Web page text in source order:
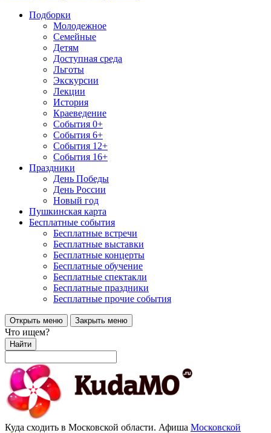
Подборки
Молодежное
Семейные
Детям
Доступная среда
Льготы
Экскурсии
Лекции
История
Краеведение
События 0+
События 6+
События 12+
События 16+
Праздники
День Победы
День России
Новый год
Пушкинская карта
Бесплатные события
Бесплатные встречи
Бесплатные выставки
Бесплатные концерты
Бесплатные обучение
Бесплатные спектакли
Бесплатные праздники
Бесплатные прочие события
Открыть меню Закрыть меню
Что ищем?
Найти
Куда сходить в Московской области. Афиша Московской